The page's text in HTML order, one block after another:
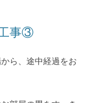
事③
ら、途中経過をお